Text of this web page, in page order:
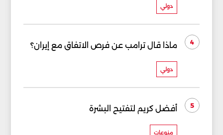
دولي
4 ماذا قال ترامب عن فرص الاتفاق مع إيران؟
دولي
5 أفضل كريم لتفتيح البشرة
منوعات